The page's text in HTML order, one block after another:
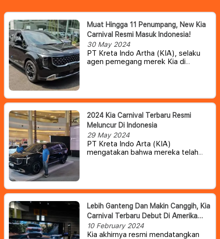
Muat Hingga 11 Penumpang, New Kia
Carnival Resmi Masuk Indonesia!
30 May 2024
PT Kreta Indo Artha (KIA), selaku
agen pemegang merek Kia di
harga mulai Rp 900 Jutaan.
2024 Kia Carnival Terbaru Resmi
Meluncur Di Indonesia
29 May 2024
PT Kreta Indo Arta (KIA)
mengatakan bahwa mereka telah
mengunggah foto model Kia Carnival
terbaru.
Lebih Ganteng Dan Makin Canggih, Kia
Carnival Terbaru Debut Di Amerika
Serikat
10 February 2024
Kia akhirnya resmi mendatangkan